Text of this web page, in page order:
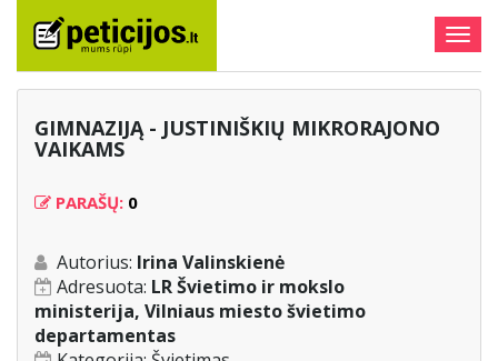
GIMNAZIJĄ - JUSTINIŠKIŲ MIKRORAJONO
VAIKAMS
PARAŠŲ: 0
Autorius: Irina Valinskienė
Adresuota: LR Švietimo ir mokslo
ministerija, Vilniaus miesto švietimo
departamentas